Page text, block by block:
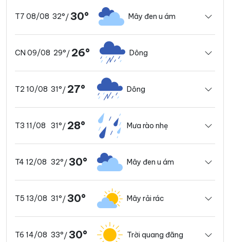
T7 08/08 32°/ 30° Mây đen u ám
CN 09/08 29°/ 26° Dông
T2 10/08 31°/ 27° Dông
T3 11/08 31°/ 28° Mưa rào nhẹ
T4 12/08 32°/ 30° Mây đen u ám
T5 13/08 31°/ 30° Mây rải rác
T6 14/08 33°/ 30° Trời quang đãng